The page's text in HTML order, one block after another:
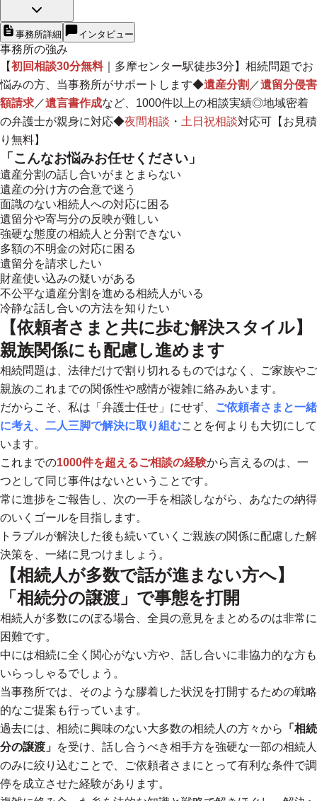
事務所詳細 インタビュー
事務所の強み
【初回相談30分無料｜多摩センター駅徒歩3分】相続問題でお
悩みの方、当事務所がサポートします◆遺産分割 ／遺留分侵害
額請求 ／遺言書作成など、1000件以上の相談実績◎地域密着
の弁護士が親身に対応◆夜間相談 ・ 土日祝相談対応可【お見積
り無料】
「こんなお悩みお任せください」
遺産分割の話し合いがまとまらない
遺産の分け方の合意で迷う
面識のない相続人への対応に困る
遺留分や寄与分の反映が難しい
強硬な態度の相続人と分割できない
多額の不明金の対応に困る
遺留分を請求したい
財産使い込みの疑いがある
不公平な遺産分割を進める相続人がいる
冷静な話し合いの方法を知りたい
【依頼者さまと共に歩む解決スタイル】
親族関係にも配慮し進めます
相続問題は、法律だけで割り切れるものではなく、ご家族やご
親族のこれまでの関係性や感情が複雑に絡みあいます。
だからこそ、私は「弁護士任せ」にせず、
ご依頼者さまと一緒
に考え、二人三脚で解決に取り組むことを何よりも大切にして
います。
これまでの1000件を超えるご相談の経験から言えるのは、一
つとして同じ事件はないということです。
常に進捗をご報告し、次の一手を相談しながら、あなたの納得
のいくゴールを目指します。
トラブルが解決した後も続いていくご親族の関係に配慮した解
決策を、一緒に見つけましょう。
【相続人が多数で話が進まない方へ】
「相続分の譲渡」で事態を打開
相続人が多数にのぼる場合、全員の意見をまとめるのは非常に
困難です。
中には相続に全く関心がない方や、話し合いに非協力的な方も
いらっしゃるでしょう。
当事務所では、そのような膠着した状況を打開するための戦略
的なご提案も行っています。
過去には、相続に興味のない大多数の相続人の方々から
「相続
分の譲渡」 を受け、話し合うべき相手方を強硬な一部の相続人
のみに絞り込むことで、ご依頼者さまにとって有利な条件で調
停を成立させた経験があります。